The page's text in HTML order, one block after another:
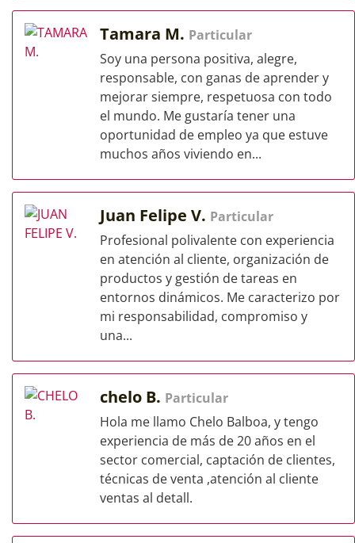
Tamara M. Particular
Soy una persona positiva, alegre,
responsable, con ganas de aprender y
mejorar siempre, respetuosa con todo
el mundo. Me gustaría tener una
oportunidad de empleo ya que estuve
muchos años viviendo en...
Juan Felipe V. Particular
Profesional polivalente con experiencia
en atención al cliente, organización de
productos y gestión de tareas en
entornos dinámicos. Me caracterizo por
mi responsabilidad, compromiso y
una...
chelo B. Particular
Hola me llamo Chelo Balboa, y tengo
experiencia de más de 20 años en el
sector comercial, captación de clientes,
técnicas de venta ,atención al cliente
ventas al detall.